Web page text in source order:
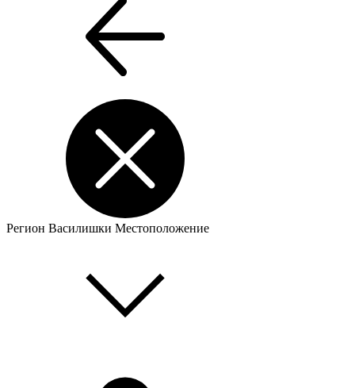
Регион Василишки Местоположение